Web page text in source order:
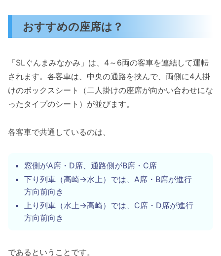
おすすめの座席は？
「SLぐんまみなかみ」は、4～6両の客車を連結して運転
されます。各客車は、中央の通路を挟んで、両側に4人掛
けのボックスシート（二人掛けの座席が向かい合わせにな
ったタイプのシート）が並びます。
各客車で共通しているのは、
窓側がA席・D席、通路側がB席・C席
下り列車（高崎→水上）では、A席・B席が進行
方向前向き
上り列車（水上→高崎）では、C席・D席が進行
方向前向き
であるということです。